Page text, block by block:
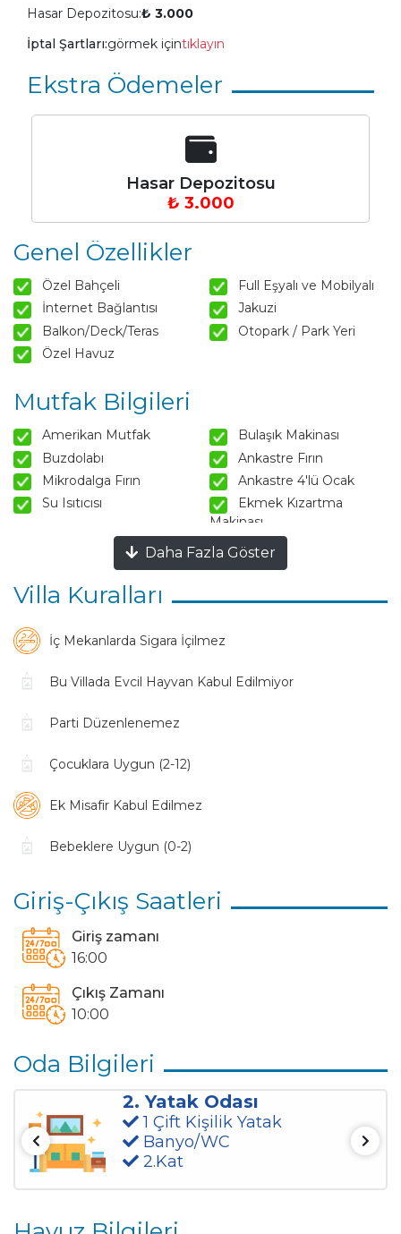
Hasar Depozitosu:₺ 3.000
İptal Şartları:görmek içintıklayın
Ekstra Ödemeler
Hasar Depozitosu
₺ 3.000
Genel Özellikler
Özel Bahçeli
Full Eşyalı ve Mobilyalı
İnternet Bağlantısı
Jakuzi
Balkon/Deck/Teras
Otopark / Park Yeri
Özel Havuz
Mutfak Bilgileri
Amerikan Mutfak
Bulaşık Makinası
Buzdolabı
Ankastre Fırın
Mikrodalga Fırın
Ankastre 4'lü Ocak
Su Isıtıcısı
Ekmek Kızartma
Makinası
Tencere ve Tava Takımı
Yemek Takımı
Kaşık Çatal Bıçak Takımı
Bardak Takımı
Yemek Masası
Salon Bilgileri
Sehpa
TV
Uydu Alıcı
Havuz Bahçe Bilgileri
Şemsiye
Yatak Sayıları
2 Tekli Yatak
Manzara
Daha Fazla Göster
Villa Kuralları
İç Mekanlarda Sigara İçilmez
Bu Villada Evcil Hayvan Kabul Edilmiyor
Parti Düzenlenemez
Çocuklara Uygun (2-12)
Ek Misafir Kabul Edilmez
Bebeklere Uygun (0-2)
Giriş-Çıkış Saatleri
Giriş zamanı
16:00
Çıkış Zamanı
10:00
Oda Bilgileri
2. Yatak Odası
1 Çift Kişilik Yatak
Banyo/WC
2.Kat